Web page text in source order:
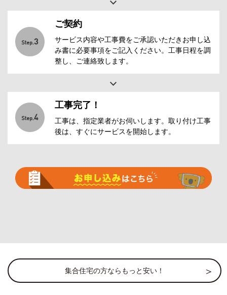
ご契約
サービス内容や工事費をご承認いただきお申し込
み書に必要事項をご記入ください。工事日程を調
整し、ご連絡致します。
工事完了！
工事は、指定業者がお伺いします。取り付け工事
後は、すぐにサービスを開始します。
集合住宅の方ならもっと安い！